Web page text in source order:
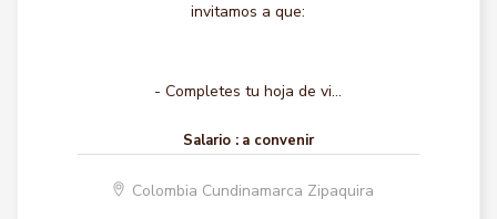
invitamos a que:
- Completes tu hoja de vi...
Salario : a convenir
Colombia Cundinamarca Zipaquira